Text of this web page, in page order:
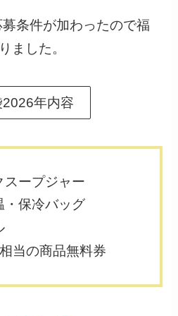
条件が加わったので福
ました。
年内容
スープジャー
・保冷バッグ
当の商品無料券